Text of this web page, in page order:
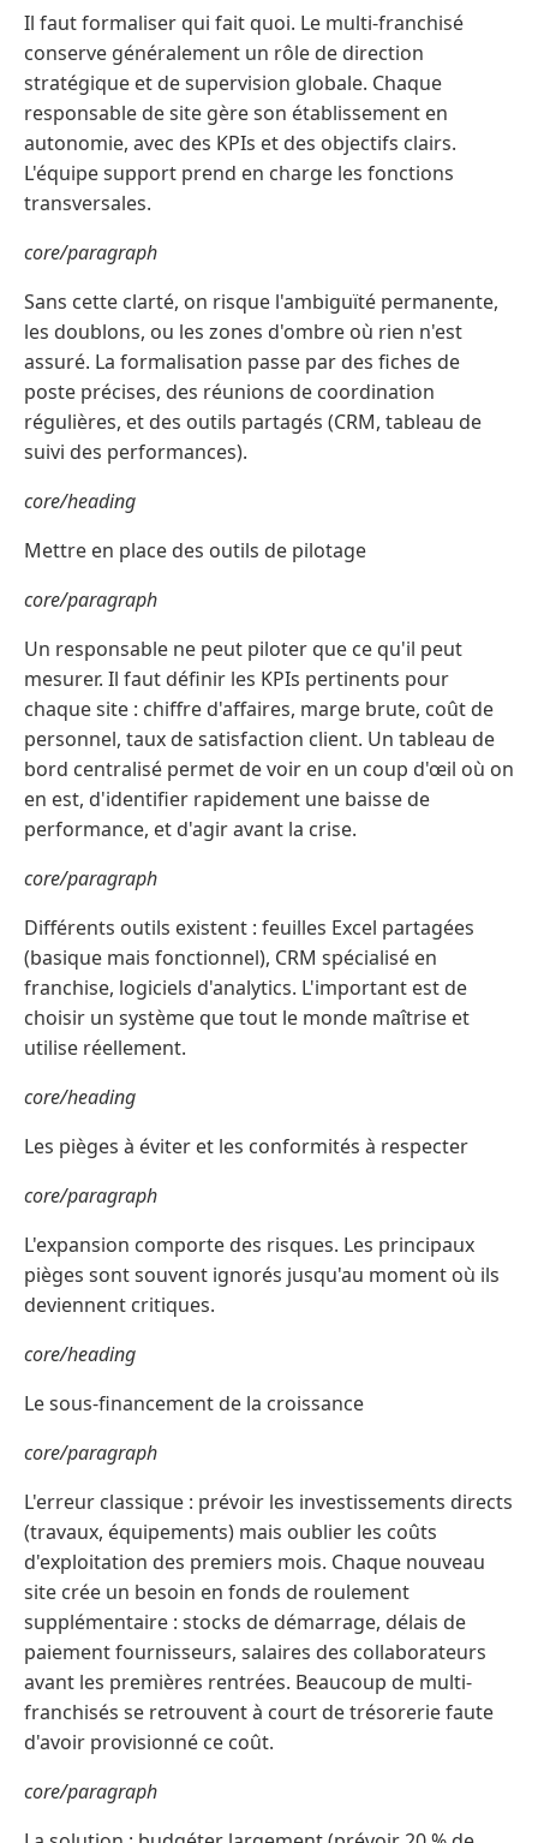
Il faut formaliser qui fait quoi. Le multi-franchisé
conserve généralement un rôle de direction
stratégique et de supervision globale. Chaque
responsable de site gère son établissement en
autonomie, avec des KPIs et des objectifs clairs.
L'équipe support prend en charge les fonctions
transversales.
core/paragraph
Sans cette clarté, on risque l'ambiguïté permanente,
les doublons, ou les zones d'ombre où rien n'est
assuré. La formalisation passe par des fiches de
poste précises, des réunions de coordination
régulières, et des outils partagés (CRM, tableau de
suivi des performances).
core/heading
Mettre en place des outils de pilotage
core/paragraph
Un responsable ne peut piloter que ce qu'il peut
mesurer. Il faut définir les KPIs pertinents pour
chaque site : chiffre d'affaires, marge brute, coût de
personnel, taux de satisfaction client. Un tableau de
bord centralisé permet de voir en un coup d'œil où on
en est, d'identifier rapidement une baisse de
performance, et d'agir avant la crise.
core/paragraph
Différents outils existent : feuilles Excel partagées
(basique mais fonctionnel), CRM spécialisé en
franchise, logiciels d'analytics. L'important est de
choisir un système que tout le monde maîtrise et
utilise réellement.
core/heading
Les pièges à éviter et les conformités à respecter
core/paragraph
L'expansion comporte des risques. Les principaux
pièges sont souvent ignorés jusqu'au moment où ils
deviennent critiques.
core/heading
Le sous-financement de la croissance
core/paragraph
L'erreur classique : prévoir les investissements directs
(travaux, équipements) mais oublier les coûts
d'exploitation des premiers mois. Chaque nouveau
site crée un besoin en fonds de roulement
supplémentaire : stocks de démarrage, délais de
paiement fournisseurs, salaires des collaborateurs
avant les premières rentrées. Beaucoup de multi-
franchisés se retrouvent à court de trésorerie faute
d'avoir provisionné ce coût.
core/paragraph